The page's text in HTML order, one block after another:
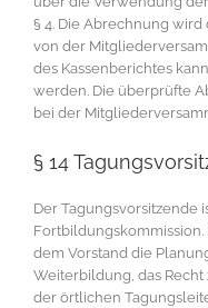
§ 4. Die Abrechnung
von der
des Kassenberichtes
werden. Die überprüfte
bei der
§ 14
Der Tagungsvorsitzende
dem Vorstand die
Weiterbildung, das
der örtlichen